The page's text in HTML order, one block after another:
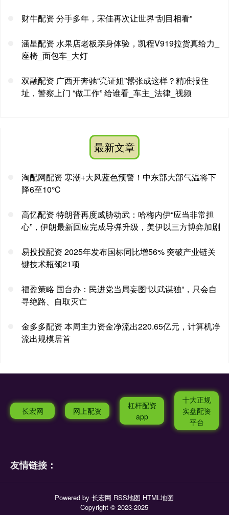
财牛配资 分手多年，宋佳再次让世界“刮目相看”
涵星配资 水果店老板亲身体验，凯程V919拉货真给力_
座椅_面包车_大灯
双融配资 广西开奔驰“亮证姐”嚣张成这样？精准报住
址，警察上门 “做工作” 给谁看_车主_法律_视频
最新文章
淘配网配资 寒潮+大风蓝色预警！中东部大部气温将下
降6至10℃
高忆配资 特朗普再度威胁动武：哈梅内伊“应当非常担
心”，伊朗最新回应完成导弹升级，美伊以三方博弈加剧
易投投配资 2025年发布国标同比增56% 突破产业链关
键技术瓶颈21项
福盈策略 国台办：民进党当局妄图“以武谋独”，只会自
寻绝路、自取灭亡
金多多配资 本周主力资金净流出220.65亿元，计算机净
流出规模居首
长宏网 网上配资
杠杆配资
app
十大正规
实盘配资
平台
友情链接：
Powered by长宏网 RSS地图 HTML地图
Copyright© 2023-2025